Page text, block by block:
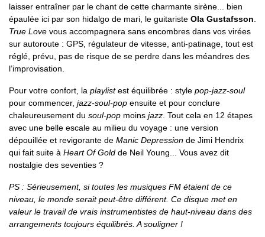
laisser entraîner par le chant de cette charmante sirène... bien
épaulée ici par son hidalgo de mari, le guitariste Ola Gustafsson
True Love vous accompagnera sans encombres dans vos virées
sur autoroute : GPS, régulateur de vitesse, anti-patinage, tout est
réglé, prévu, pas de risque de se perdre dans les méandres des
l’improvisation.
Pour votre confort, la playlistest équilibrée : style pop-jazz-soul
pour commencer, jazz-soul-pop ensuite et pour conclure
chaleureusement du soul-pop moins jazz . Tout cela en 12 étapes
avec une belle escale au milieu du voyage : une version
dépouillée et revigorante de Manic Depression de Jimi Hendrix
qui fait suite à Heart Of Gold de Neil Young... Vous avez dit
nostalgie des seventies ?
PS : Sérieusement, si toutes les musiques FM étaient de ce
niveau, le monde serait peut-être différent. Ce disque met en
valeur le travail de vrais instrumentistes de haut-niveau dans des
arrangements toujours équilibrés. A souligner !